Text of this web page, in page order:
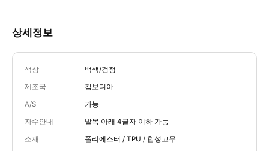
상세정보
색상 백색/검정
제조국 캄보디아
A/S 가능
자수안내 발목 아래 4글자 이하 가능
소재 폴리에스터 / TPU / 합성고무